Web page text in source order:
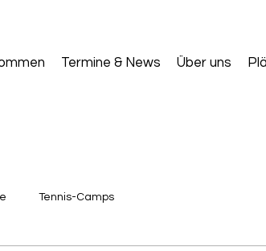
Termine & News Über uns
Tennis-Camps